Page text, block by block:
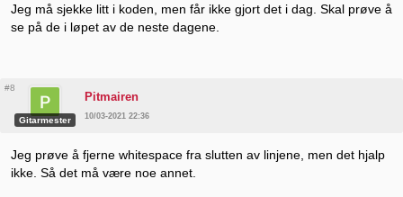
Jeg må sjekke litt i koden, men får ikke gjort det i dag. Skal prøve å
se på de i løpet av de neste dagene.
#8
Gitarmester
Pitmairen
10/03-2021 22:36
Jeg prøve å fjerne whitespace fra slutten av linjene, men det hjalp
ikke. Så det må være noe annet.